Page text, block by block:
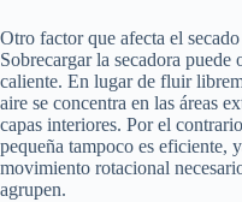
Otro factor que afecta el
Sobrecargar la secadora puede
caliente. En lugar de fluir
aire se concentra en las áreas
capas interiores. Por el
pequeña tampoco es eficiente,
movimiento rotacional
agrupen.